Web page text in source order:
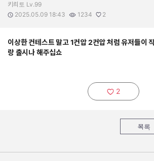
작성자:
키릐토 Lv.99
작성일:
2025.05.09 18:43
조회수:
1234
추천수:
2
이상한 컨테스트 말고 1컨압 2컨압 처럼 유저들이
랑 출시나 해주십쇼
추천하기:
2
목록